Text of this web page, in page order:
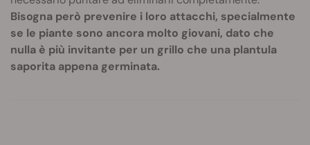
Bisogna però prevenire i loro attacchi, specialmente
se le piante sono ancora molto giovani, dato che
nulla è più invitante per un grillo che una plantula
saporita appena germinata.